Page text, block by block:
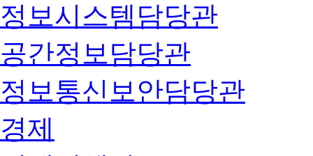
정보시스템담당관
공간정보담당관
정보통신보안담당관
경제